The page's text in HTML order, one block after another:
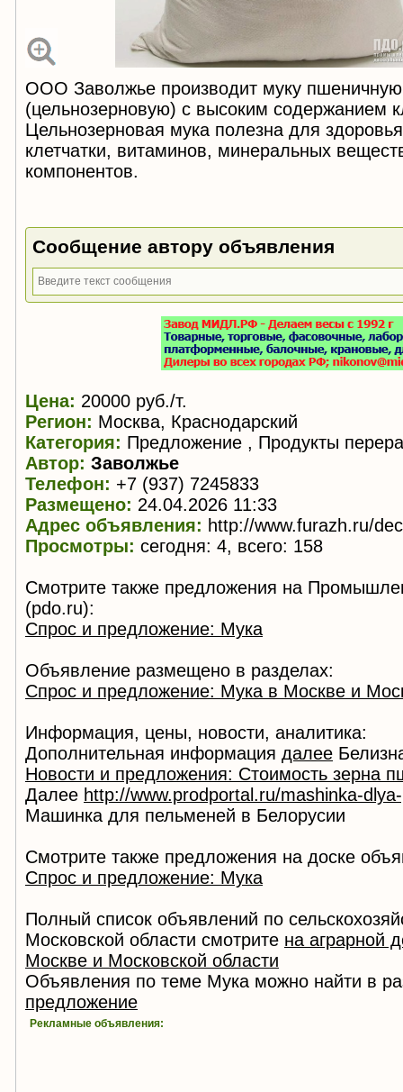
ООО Заволжье производит муку
(цельнозерновую) с высоким содержанием
Цельнозерновая мука полезна для
клетчатки, витаминов, минеральных
компонентов.
Сообщение автору объявления
Цена: 20000 руб./т.
Регион: Москва, Краснодарский
Категория: Предложение , Продукты
Автор: Заволжье
Телефон: +7 (937) 7245833
Размещено: 24.04.2026 11:33
Адрес объявления: http://www.furazh.ru/
Просмотры: сегодня: 4, всего: 158
Смотрите также предложения на
(pdo.ru):
Спрос и предложение: Мука
Объявление размещено в разделах:
Спрос и предложение: Мука в Москве и
Информация, цены, новости, аналитика:
Дополнительная информация далее
Новости и предложения: Стоимость зерна
Далее http://www.prodportal.ru/mashinka-
Машинка для пельменей в Белорусии
Смотрите также предложения на доске
Спрос и предложение: Мука
Полный список объявлений по
Московской области смотрите на аграрной
Москве и Московской области
Объявления по теме Мука можно найти в
предложение
Рекламные объявления: